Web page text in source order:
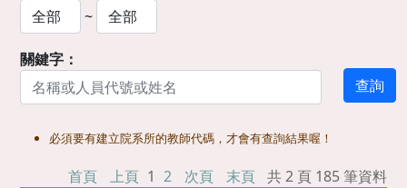
~
關鍵字：
必須要有建立院系所的教師代碼，才會有查詢結果喔！
首頁 上頁 1 2 次頁 末頁
共 2 頁 185 筆資料